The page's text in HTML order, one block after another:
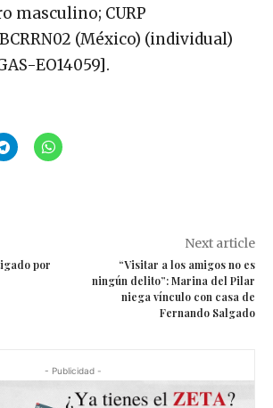
masculino; CURP
(México) (individual)
EO14059].
por
Next article
“Visitar a los amigos no es
ningún delito”: Marina del Pilar
niega vínculo con casa de
Fernando Salgado
- Publicidad -